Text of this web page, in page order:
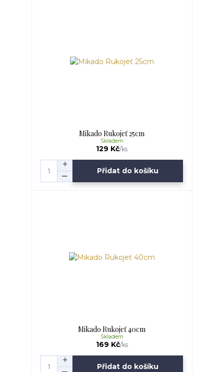
Mikado Rukojeť 25cm
129 Kč/ks
Skladem
Přidat do košíku
Mikado Rukojeť 40cm
169 Kč/ks
Skladem
Přidat do košíku